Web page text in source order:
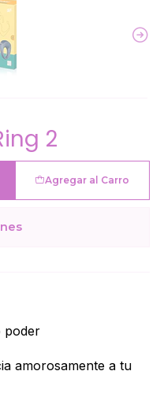
2
Agregar al Carro
poder
amorosamente a tu